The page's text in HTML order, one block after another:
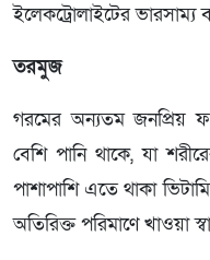
ইলেকট্রোলাইটের ভারসাম্য
তরমুজ
গরমের অন্যতম জনপ্রিয়
বেশি পানি থাকে, যা
পাশাপাশি এতে থাকা
অতিরিক্ত পরিমাণে খাওয়া